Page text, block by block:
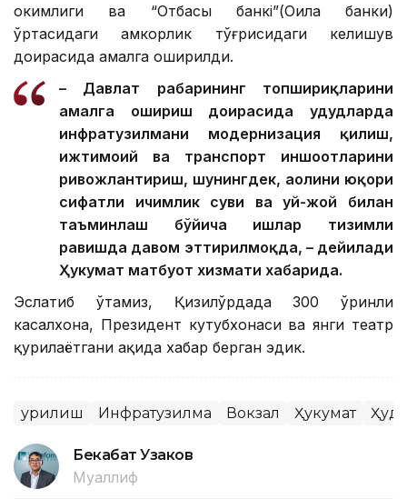
ҳокимлиги ва “Отбасы банкі”(Оила банки)
ўртасидаги ҳамкорлик тўғрисидаги келишув
доирасида амалга оширилди.
– Давлат раҳбарининг топшириқларини
амалга ошириш доирасида ҳудудларда
инфратузилмани модернизация қилиш,
ижтимоий ва транспорт иншоотларини
ривожлантириш, шунингдек, аҳолини юқори
сифатли ичимлик суви ва уй-жой билан
таъминлаш бўйича ишлар тизимли
равишда давом эттирилмоқда, – дейилади
Ҳукумат матбуот хизмати хабарида.
Эслатиб ўтамиз, Қизилўрдада 300 ўринли
касалхона, Президент кутубхонаси ва янги театр
қурилаётгани ҳақида хабар берган эдик.
Қурилиш Инфратузилма Вокзал Ҳукумат
Бекабат Узаков
Муаллиф